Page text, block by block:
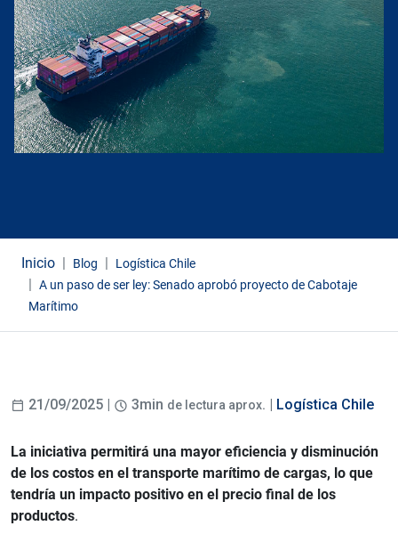
Inicio Blog
Logística Chile
A un paso de ser ley: Senado aprobó proyecto de Cabotaje
Marítimo
21/09/2025 | 3min de lectura aprox. | Logística Chile
La iniciativa permitirá una mayor eficiencia y disminución
de los costos en el transporte marítimo de cargas, lo que
tendría un impacto positivo en el precio final de los
productos.